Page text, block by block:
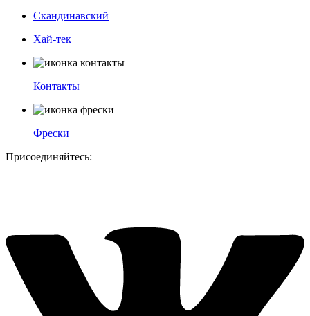
Скандинавский
Хай-тек
Контакты
Фрески
Присоединяйтесь: